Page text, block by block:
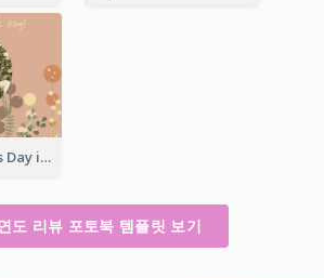
Floral Mother's Day in Review Photo Book
도 리뷰 포토북 템플릿 보기